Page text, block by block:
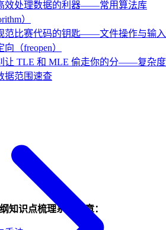
效处理数据的利器——常用算法库
）
范比赛代码的钥匙——文件操作与输
向（freopen）
让 TLE 和 MLE 偷走你的分——复杂
据范围速查
知识点梳理系列文章：